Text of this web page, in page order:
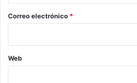
*
Correo electrónico *
Web